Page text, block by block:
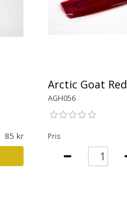
85
Arctic Goat Red
AGH056
Pris